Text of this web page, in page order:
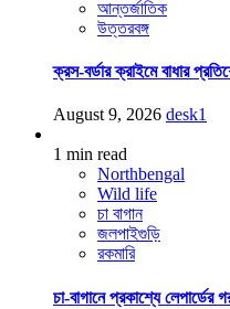
আন্তর্জাতিক
উত্তরবঙ্গ
ক্রস-বর্ডার ক্রাইমে বাধার
August 9, 2026 desk1
1 min read
Northbengal
Wild life
চা বাগান
জলপাইগুড়ি
রকমারি
চা-বাগানে প্রকাশ্যে লেপার্ডের